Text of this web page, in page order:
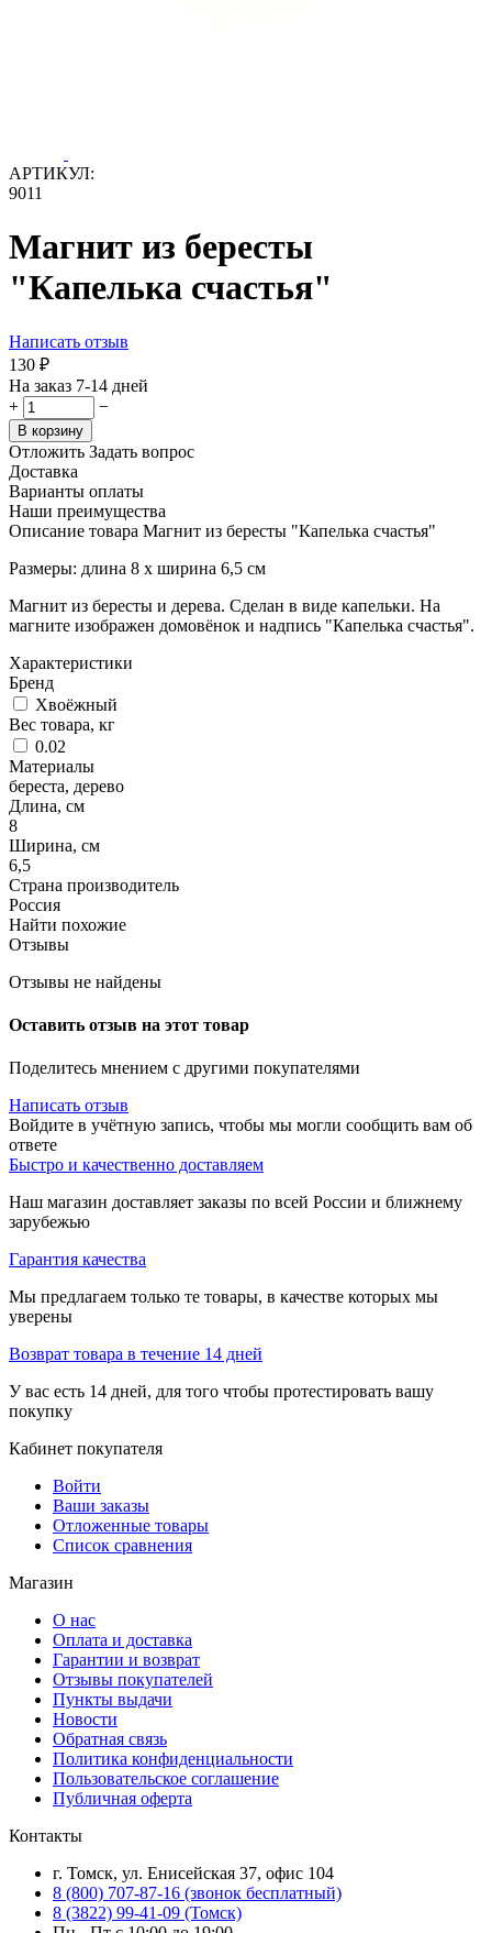
АРТИКУЛ:
9011
Магнит из бересты
"Капелька счастья"
Написать отзыв
‍130‍ ₽
На заказ 7-14 дней
+
−
В корзину
Отложить Задать вопрос
Доставка
Варианты оплаты
Наши преимущества
Описание товара Магнит из бересты "Капелька счастья"
Размеры: длина 8 х ширина 6,5 см
Магнит из бересты и дерева. Сделан в виде капельки. На
магните изображен домовёнок и надпись "Капелька счастья".
Характеристики
Бренд
Хвоёжный
Вес товара, кг
0.02
Материалы
береста, дерево
Длина, см
8
Ширина, см
6,5
Страна производитель
Россия
Найти похожие
Отзывы
Отзывы не найдены
Оставить отзыв на этот товар
Поделитесь мнением с другими покупателями
Написать отзыв
Войдите в учётную запись, чтобы мы могли сообщить вам об
ответе
Быстро и качественно доставляем
Наш магазин доставляет заказы по всей России и ближнему
зарубежью
Гарантия качества
Мы предлагаем только те товары, в качестве которых мы
уверены
Возврат товара в течение 14 дней
У вас есть 14 дней, для того чтобы протестировать вашу
покупку
Кабинет покупателя
Войти
Ваши заказы
Отложенные товары
Список сравнения
Магазин
О нас
Оплата и доставка
Гарантии и возврат
Отзывы покупателей
Пункты выдачи
Новости
Обратная связь
Политика конфиденциальности
Пользовательское соглашение
Публичная оферта
Контакты
г. Томск, ул. Енисейская 37, офис 104
8 (800) 707-87-16 (звонок бесплатный)
8 (3822) 99-41-09 (Томск)